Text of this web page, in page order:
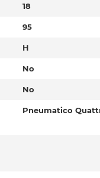
18
95
H
No
No
Pneumatico